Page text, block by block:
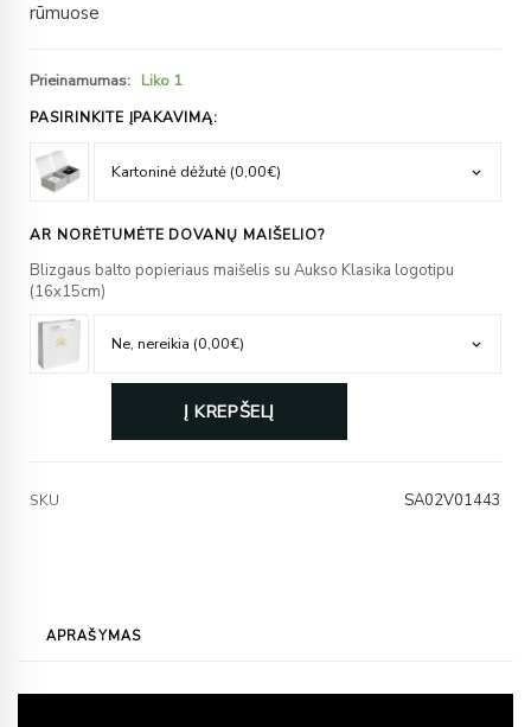
rūmuose
Prieinamumas: Liko 1
PASIRINKITE ĮPAKAVIMĄ:
AR NORĖTUMĖTE DOVANŲ MAIŠELIO?
Blizgaus balto popieriaus maišelis su Aukso Klasika logotipu
(16x15cm)
Į KREPŠELĮ
SKU SA02V01443
APRAŠYMAS